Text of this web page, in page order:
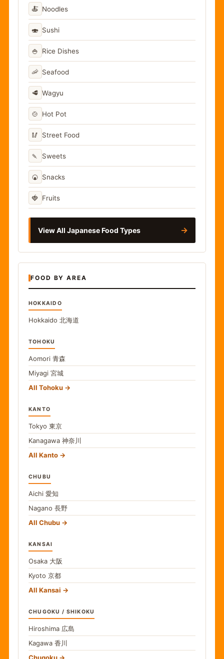
🍝 Noodles
🍣 Sushi
🍚 Rice Dishes
🦐 Seafood
🥩 Wagyu
🍲 Hot Pot
🥢 Street Food
🍡 Sweets
🍘 Snacks
🍓 Fruits
View All Japanese Food Types →
FOOD BY AREA
HOKKAIDO
Hokkaido 北海道
TOHOKU
Aomori 青森
Miyagi 宮城
All Tohoku
KANTO
Tokyo 東京
Kanagawa 神奈川
All Kanto
CHUBU
Aichi 愛知
Nagano 長野
All Chubu
KANSAI
Osaka 大阪
Kyoto 京都
All Kansai
CHUGOKU / SHIKOKU
Hiroshima 広島
Kagawa 香川